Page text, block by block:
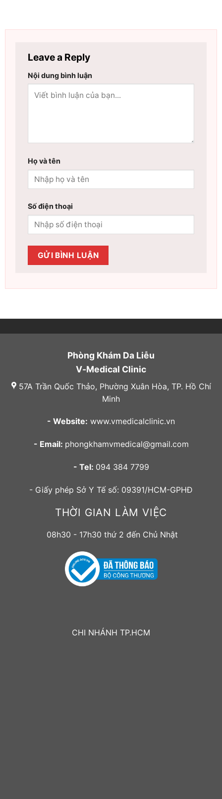
Leave a Reply
Nội dung bình luận
Họ và tên
Số điện thoại
Phòng Khám Da Liễu
V-Medical Clinic
57A Trần Quốc Thảo, Phường Xuân Hòa, TP. Hồ Chí
Minh
- Website: www.vmedicalclinic.vn
- Email: phongkhamvmedical@gmail.com
- Tel: 094 384 7799
- Giấy phép Sở Y Tế số: 09391/HCM-GPHĐ
THỜI GIAN LÀM VIỆC
08h30 - 17h30 thứ 2 đến Chủ Nhật
CHI NHÁNH TP.HCM